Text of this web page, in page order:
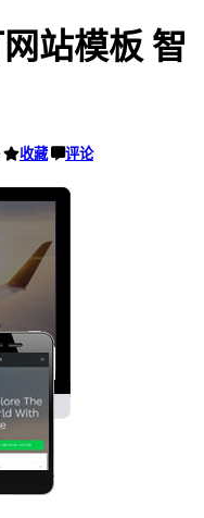
站模板 智
收藏 评论